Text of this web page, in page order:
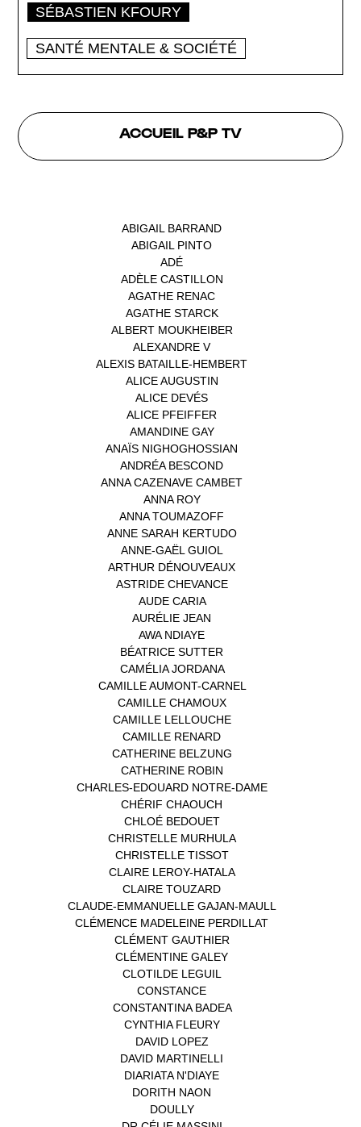
SÉBASTIEN KFOURY
SANTÉ MENTALE & SOCIÉTÉ
ACCUEIL P&P TV
ABIGAIL BARRAND
ABIGAIL PINTO
ADÉ
ADÈLE CASTILLON
AGATHE RENAC
AGATHE STARCK(1)
ALBERT MOUKHEIBER
ALEXANDRE V(1)
ALEXIS BATAILLE-HEMBERT
ALICE AUGUSTIN
ALICE DEVÉS
ALICE PFEIFFER
AMANDINE GAY(1)
ANAÏS NIGHOGHOSSIAN
ANDRÉA BESCOND
ANNA CAZENAVE CAMBET
ANNA ROY(1)
ANNA TOUMAZOFF
ANNE SARAH KERTUDO(1)
ANNE-GAËL GUIOL
ARTHUR DÉNOUVEAUX
ASTRIDE CHEVANCE(3)
AUDE CARIA(1)
AURÉLIE JEAN
AWA NDIAYE
BÉATRICE SUTTER
CAMÉLIA JORDANA(1)
CAMILLE AUMONT-CARNEL
CAMILLE CHAMOUX(1)
CAMILLE LELLOUCHE(1)
CAMILLE RENARD
CATHERINE BELZUNG
CATHERINE ROBIN
CHARLES-EDOUARD NOTRE-DAME(1)
CHÉRIF CHAOUCH
CHLOÉ BEDOUET(1)
CHRISTELLE MURHULA(1)
CHRISTELLE TISSOT(2)
CLAIRE LEROY-HATALA(1)
CLAIRE TOUZARD
CLAUDE-EMMANUELLE GAJAN-MAULL
CLÉMENCE MADELEINE PERDILLAT
CLÉMENT GAUTHIER
CLÉMENTINE GALEY
CLOTILDE LEGUIL
CONSTANCE
CONSTANTINA BADEA(1)
CYNTHIA FLEURY(2)
DAVID LOPEZ
DAVID MARTINELLI
DIARIATA N'DIAYE
DORITH NAON
DOULLY(1)